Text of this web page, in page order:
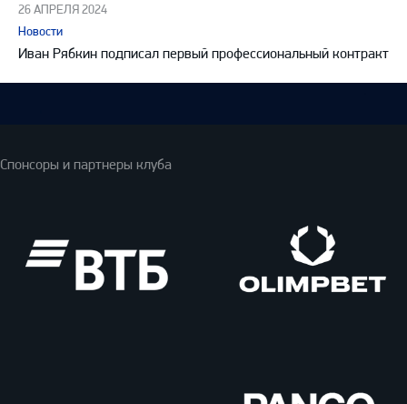
26 АПРЕЛЯ 2024
Новости
Иван Рябкин подписал первый профессиональный контракт
Спонсоры и партнеры клуба